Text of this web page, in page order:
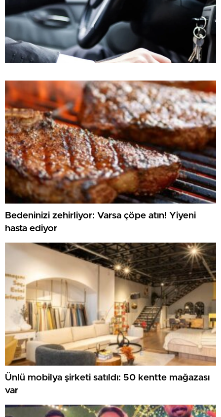
Bedeninizi zehirliyor: Varsa çöpe atın! Yiyeni
hasta ediyor
Ünlü mobilya şirketi satıldı: 50 kentte mağazası
var